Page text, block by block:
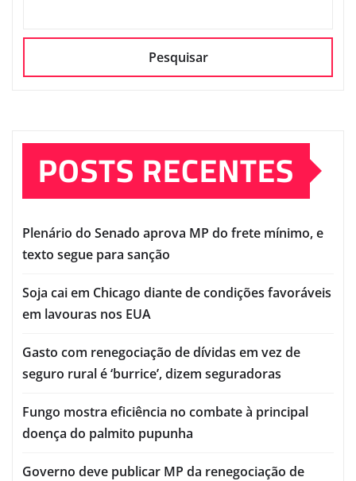
Pesquisar
POSTS RECENTES
Plenário do Senado aprova MP do frete mínimo, e
texto segue para sanção
Soja cai em Chicago diante de condições favoráveis
em lavouras nos EUA
Gasto com renegociação de dívidas em vez de
seguro rural é ‘burrice’, dizem seguradoras
Fungo mostra eficiência no combate à principal
doença do palmito pupunha
Governo deve publicar MP da renegociação de